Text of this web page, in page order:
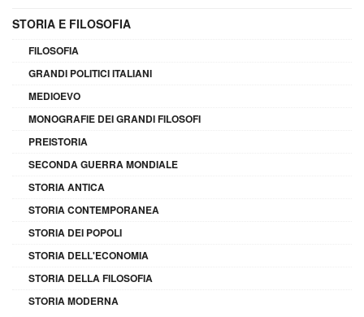
STORIA E FILOSOFIA
FILOSOFIA
GRANDI POLITICI ITALIANI
MEDIOEVO
MONOGRAFIE DEI GRANDI FILOSOFI
PREISTORIA
SECONDA GUERRA MONDIALE
STORIA ANTICA
STORIA CONTEMPORANEA
STORIA DEI POPOLI
STORIA DELL'ECONOMIA
STORIA DELLA FILOSOFIA
STORIA MODERNA